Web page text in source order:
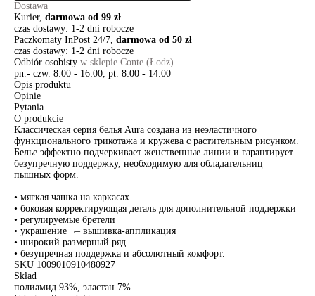
Dostawa
Kurier, darmowa od 99 zł
czas dostawy: 1-2 dni robocze
Paczkomaty InPost 24/7, darmowa od 50 zł
czas dostawy: 1-2 dni robocze
Odbiór osobisty w sklepie Conte (Łodz)
pn.- czw. 8:00 - 16:00, pt. 8:00 - 14:00
Opis produktu
Opinie
Pytania
O produkcie
Классическая серия белья Aura создана из неэластичного
функционального трикотажа и кружева с растительным рисунком.
Белье эффектно подчеркивает женственные линии и гарантирует
безупречную поддержку, необходимую для обладательниц
пышных форм.
• мягкая чашка на каркасах
• боковая корректирующая деталь для дополнительной поддержки
• регулируемые бретели
• украшение ¬– вышивка-аппликация
• широкий размерный ряд
• безупречная поддержка и абсолютный комфорт.
SKU 1009010910480927
Skład
полиамид 93%, эластан 7%